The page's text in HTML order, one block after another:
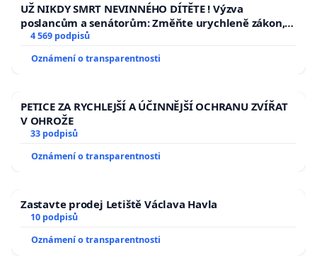
UŽ NIKDY SMRT NEVINNÉHO DÍTĚTE ! Výzva
poslancům a senátorům: Změňte urychleně zákon,
aby se tragédie malé Viktorky už nemohla opakovat!
4 569 podpisů
Oznámení o transparentnosti
PETICE ZA RYCHLEJŠÍ A ÚČINNĚJŠÍ OCHRANU ZVÍŘAT
V OHROŽE
33 podpisů
Oznámení o transparentnosti
Zastavte prodej Letiště Václava Havla
10 podpisů
Oznámení o transparentnosti